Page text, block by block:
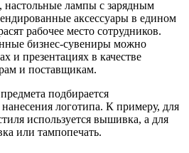
настольные лампы с зарядным
аксессуары в едином
рабочее место сотрудников.
бизнес-сувениры можно
и презентациях в качестве
и поставщикам.
подбирается
логотипа. К примеру, для
используется вышивка, а для
или тампопечать.